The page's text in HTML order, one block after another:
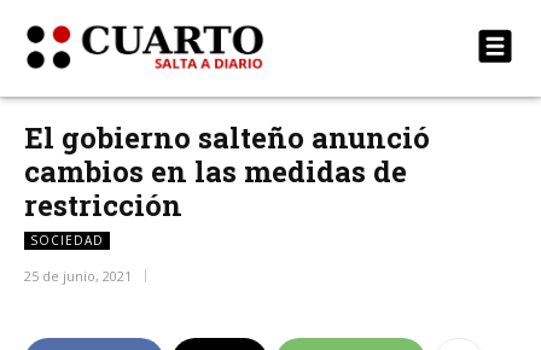
El gobierno salteño anunció
cambios en las medidas de
restricción
SOCIEDAD
25 de junio, 2021